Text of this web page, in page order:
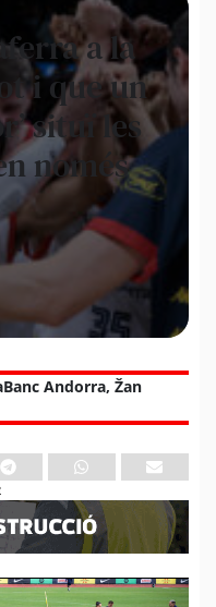
a la
i que un
situï les
només
Andorra, Žan